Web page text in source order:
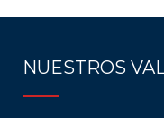
NUESTROS